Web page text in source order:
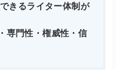
きるライター体制が
専門性・権威性・信